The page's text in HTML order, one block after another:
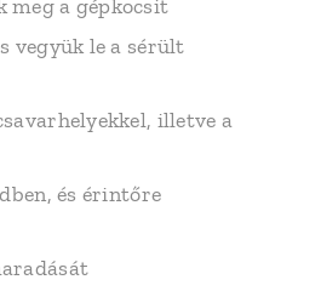
meg a gépkocsit
vegyük le a sérült
illetve a
és érintőre